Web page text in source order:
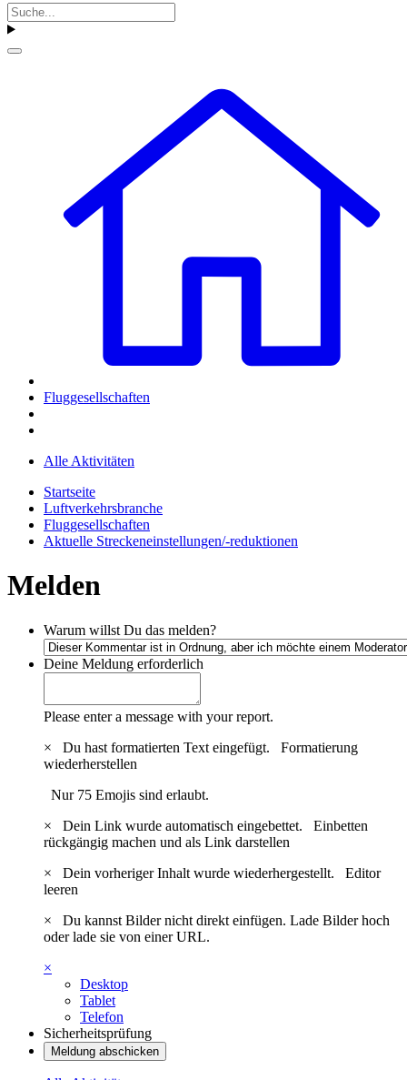
Fluggesellschaften
Alle Aktivitäten
Startseite
Luftverkehrsbranche
Fluggesellschaften
Aktuelle Streckeneinstellungen/-reduktionen
Melden
Warum willst Du das melden?
Deine Meldung erforderlich
Please enter a message with your report.
×
Du hast formatierten Text eingefügt. Formatierung
wiederherstellen
Nur 75 Emojis sind erlaubt.
×
Dein Link wurde automatisch eingebettet. Einbetten
rückgängig machen und als Link darstellen
×
Dein vorheriger Inhalt wurde wiederhergestellt. Editor
leeren
×
Du kannst Bilder nicht direkt einfügen. Lade Bilder hoch
oder lade sie von einer URL.
×
Desktop
Tablet
Telefon
Sicherheitsprüfung
Meldung abschicken